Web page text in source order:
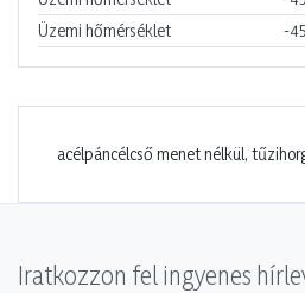
Üzemi hőmérséklet
-
acélpáncélcső menet nélkül,
Iratkozzon fel ingyenes